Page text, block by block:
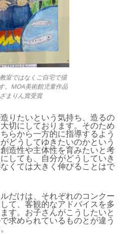
室ではなくご自宅で描
。MOA美術館児童作品
まりん賞受賞
りたいという気持ち、造るの
切にしております。そのため
らから一方的に指導するよう
どうしてゆきたいのかという
造性や主体性を育みたいと考
しても、自分がどうしていき
くては大きく伸びることはで
だけは、それぞれのコンクー
て、客観的なアドバイスを多
す。お子さんがこうしたいと
求められているものとが違う